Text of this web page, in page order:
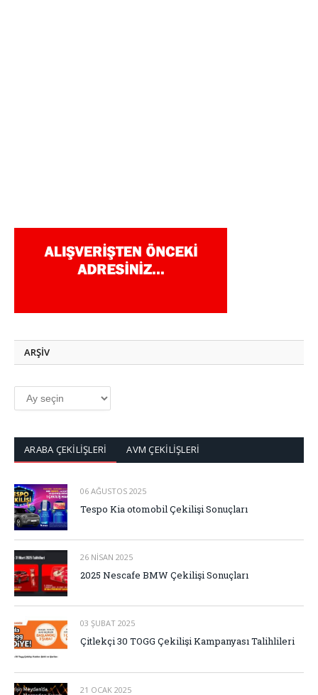
ARŞİV
ARŞİV
ARABA ÇEKİLİŞLERİ AVM ÇEKİLİŞLERİ
06 AĞUSTOS 2025
Tespo Kia otomobil Çekilişi Sonuçları
26 NISAN 2025
2025 Nescafe BMW Çekilişi Sonuçları
03 ŞUBAT 2025
Çitlekçi 30 TOGG Çekilişi Kampanyası Talihlileri
21 OCAK 2025